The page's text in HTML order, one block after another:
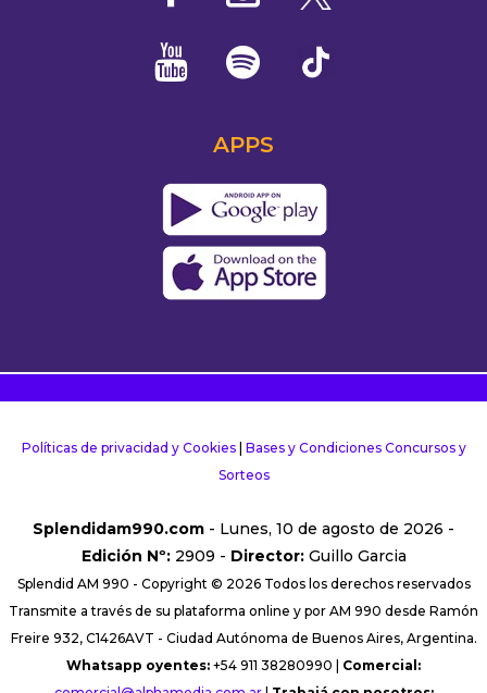
APPS
Políticas de privacidad y Cookies| Bases y Condiciones Concursos y
Sorteos
Splendidam990.com - Lunes, 10 de agosto de 2026 -
Edición Nº:2909 - Director:Guillo Garcia
Splendid AM 990 - Copyright © 2026 Todos los derechos reservados
Transmite a través de su plataforma online y por AM 990 desde Ramón
Freire 932, C1426AVT - Ciudad Autónoma de Buenos Aires, Argentina.
Whatsapp oyentes: +54 911 38280990 | Comercial: